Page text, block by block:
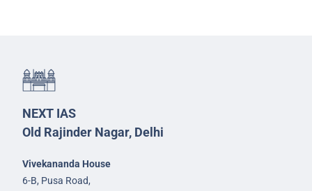
NEXT IAS
Old Rajinder Nagar, Delhi
Vivekananda House
6-B, Pusa Road,